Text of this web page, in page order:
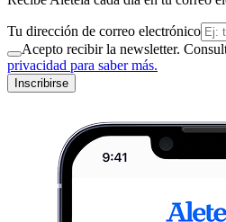
Tu dirección de correo electrónico
Acepto recibir la newsletter.
privacidad para saber más.
Inscribirse